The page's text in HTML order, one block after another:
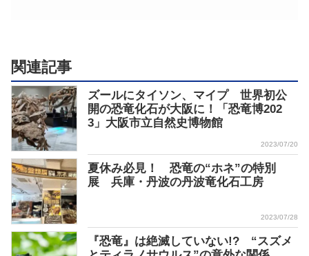
関連記事
ズールにタイソン、マイプ 世界初公
開の恐竜化石が大阪に！「恐竜博202
3」大阪市立自然史博物館
2023/07/20
夏休み必見！ 恐竜の“ホネ”の特別
展 兵庫・丹波の丹波竜化石工房
2023/07/28
『恐竜』は絶滅していない!? “スズメ